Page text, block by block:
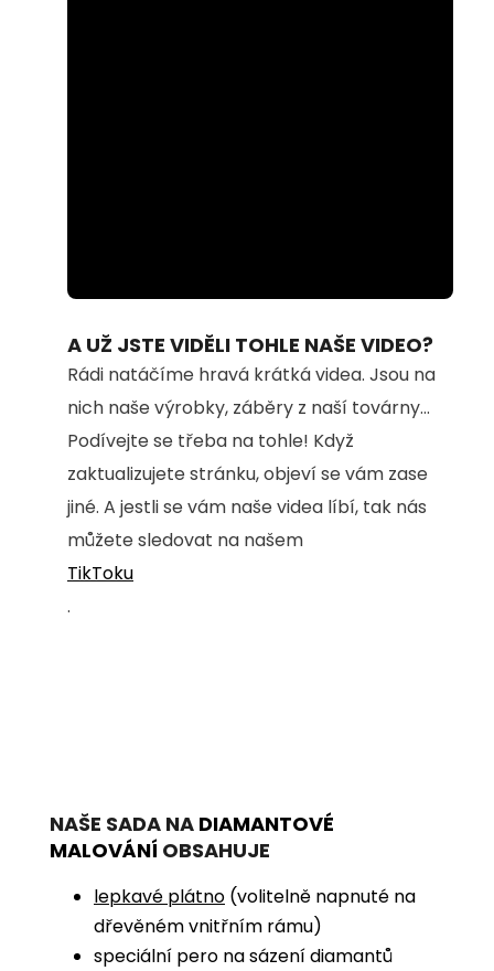
100.00%
A UŽ JSTE VIDĚLI TOHLE NAŠE VIDEO?
Rádi natáčíme hravá krátká videa. Jsou na
nich naše výrobky, záběry z naší továrny...
Podívejte se třeba na tohle! Když
zaktualizujete stránku, objeví se vám zase
jiné. A jestli se vám naše videa líbí, tak nás
můžete sledovat na našem
TikToku
.
NAŠE SADA NA DIAMANTOVÉ
MALOVÁNÍ OBSAHUJE
lepkavé plátno (volitelně napnuté na
dřevěném vnitřním rámu)
speciální pero na sázení diamantů